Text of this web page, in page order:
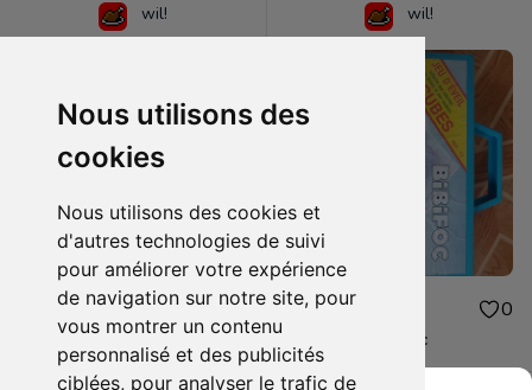
Nous utilisons des
cookies
Nous utilisons des cookies et
d'autres technologies de suivi
pour améliorer votre expérience
de navigation sur notre site, pour
vous montrer un contenu
personnalisé et des publicités
ciblées, pour analyser le trafic de
wil!
5.00€ 0
Thunder Force 3 : notice artisanale
wil!
10.00€ 0
jeu d'éveil Bibifoc